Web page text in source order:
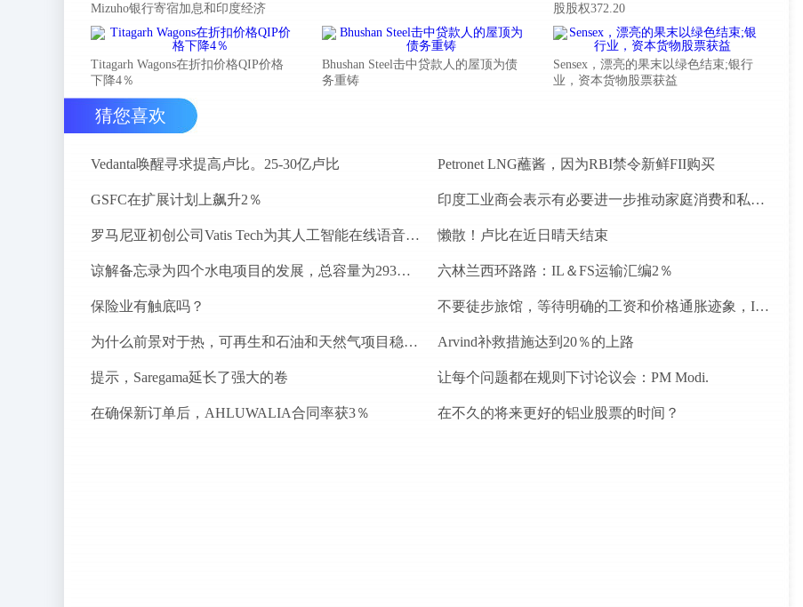
Mizuho银行寄宿加息和印度经济
股股权372.20
Titagarh Wagons在折扣价格QIP价格
下降4％
Bhushan Steel击中贷款人的屋顶为债
务重铸
Sensex，漂亮的果末以绿色结束;银行
业，资本货物股票获益
猜您喜欢
Vedanta唤醒寻求提高卢比。25-30亿卢比 Petronet LNG蘸酱，因为RBI禁令新鲜FII购买
GSFC在扩展计划上飙升2％ 印度工业商会表示有必要进一步推动家庭消费和私人投资
罗马尼亚初创公司Vatis Tech为其人工智能在线语音识别平台筹集了20万欧元 懒散！卢比在近日晴天结束
谅解备忘录为四个水电项目的发展，总容量为293兆瓦 六林兰西环路路：IL＆FS运输汇编2％
保险业有触底吗？ 不要徒步旅馆，等待明确的工资和价格通胀迹象，IMF告诉喂养
为什么前景对于热，可再生和石油和天然气项目稳定？ Arvind补救措施达到20％的上路
提示，Saregama延长了强大的卷 让每个问题都在规则下讨论议会：PM Modi.
在确保新订单后，AHLUWALIA合同率获3％ 在不久的将来更好的铝业股票的时间？